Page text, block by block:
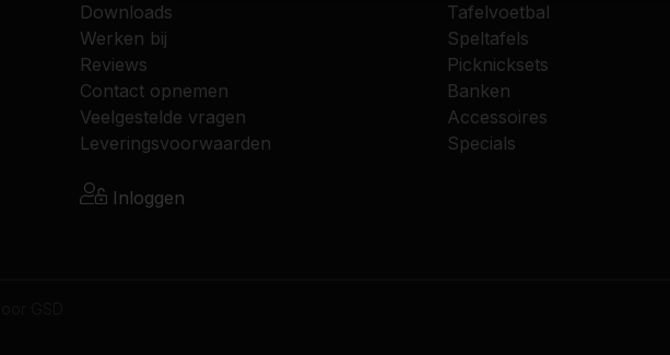
Downloads
Werken bij
Reviews
Contact opnemen
Veelgestelde vragen
Leveringsvoorwaarden
Inloggen
Tafelvoetbal
Speltafels
Picknicksets
Banken
Accessoires
Specials